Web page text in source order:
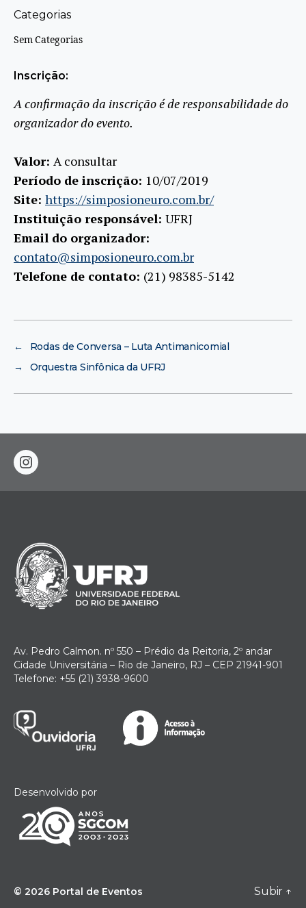
Categorias
Sem Categorias
Inscrição:
A confirmação da inscrição é de responsabilidade do
organizador do evento.
Valor: A consultar
Período de inscrição: 10/07/2019
Site: https://simposioneuro.com.br/
Instituição responsável: UFRJ
Email do organizador:
contato@simposioneuro.com.br
Telefone de contato: (21) 98385-5142
←
Rodas de Conversa – Luta Antimanicomial
→
Orquestra Sinfônica da UFRJ
instagram
Av. Pedro Calmon. nº 550 – Prédio da Reitoria, 2º andar
Cidade Universitária – Rio de Janeiro, RJ – CEP 21941-901
Telefone: +55 (21) 3938-9600
Desenvolvido por
© 2026 Portal de Eventos Subir ↑